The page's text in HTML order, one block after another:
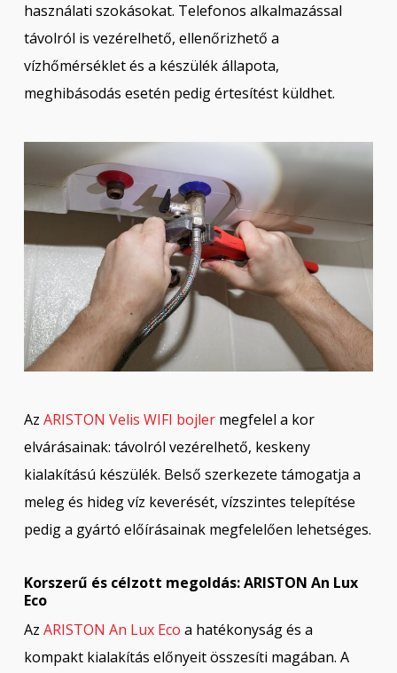
használati szokásokat. Telefonos alkalmazással
távolról is vezérelhető, ellenőrizhető a
vízhőmérséklet és a készülék állapota,
meghibásodás esetén pedig értesítést küldhet.
Az ARISTON Velis WIFI bojlermegfelel a kor
elvárásainak: távolról vezérelhető, keskeny
kialakítású készülék. Belső szerkezete támogatja a
meleg és hideg víz keverését, vízszintes telepítése
pedig a gyártó előírásainak megfelelően lehetséges.
Korszerű és célzott megoldás: ARISTON An Lux
Eco
Az ARISTON An Lux Eco a hatékonyság és a
kompakt kialakítás előnyeit összesíti magában. A